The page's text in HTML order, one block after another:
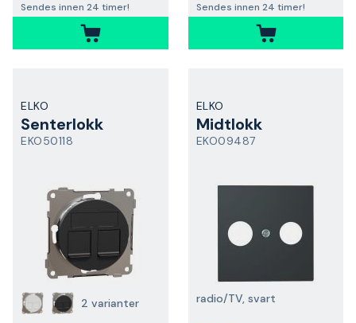
Sendes innen 24 timer! Sendes innen 24 timer!
ELKO
Senterlokk
EKO50118
2 varianter
ELKO
Midtlokk
EKO09487
radio/TV, svart